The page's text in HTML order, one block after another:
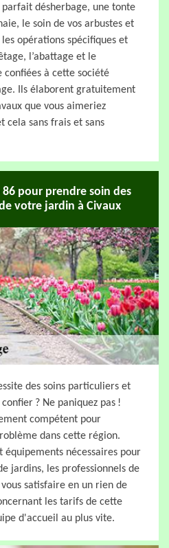
désherbage, une tonte
le soin de vos arbustes et
opérations spécifiques et
l’abattage et le
confiées à cette société
Ils élaborent gratuitement
que vous aimeriez
cela sans frais et sans
pour prendre soin des
votre jardin à Civaux
des soins particuliers et
? Ne paniquez pas !
compétent pour
dans cette région.
équipements nécessaires pour
jardins, les professionnels de
satisfaire en un rien de
les tarifs de cette
d'accueil au plus vite.